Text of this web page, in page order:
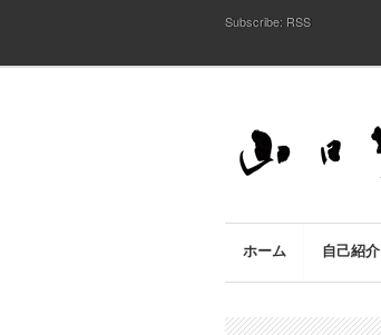
Subscribe: RSS
ホーム 自己紹介